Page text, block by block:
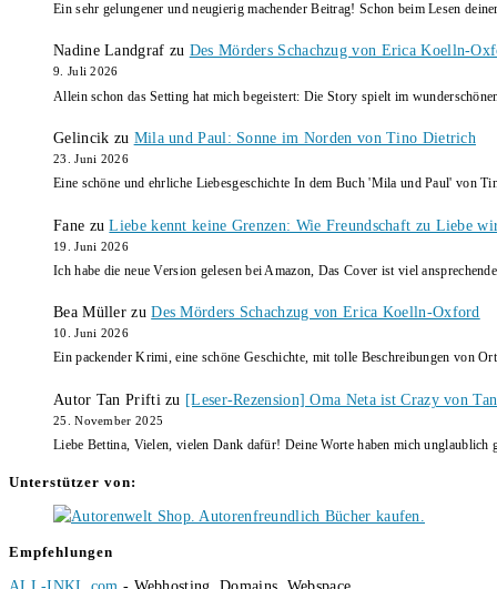
Ein sehr gelungener und neugierig machender Beitrag! Schon beim Lesen
Nadine Landgraf zu Des Mörders Schachzug von Erica Koelln-
9. Juli 2026
Allein schon das Setting hat mich begeistert: Die Story spielt im
Gelincik zu Mila und Paul: Sonne im Norden von Tino Dietrich
23. Juni 2026
Eine schöne und ehrliche Liebesgeschichte In dem Buch 'Mila und Paul' von
Fane zuLiebe kennt keine Grenzen: Wie Freundschaft zu Liebe
19. Juni 2026
Ich habe die neue Version gelesen bei Amazon, Das Cover ist viel
Bea Müller zuDes Mörders Schachzug von Erica Koelln-Oxford
10. Juni 2026
Ein packender Krimi, eine schöne Geschichte, mit tolle Beschreibungen von
Autor Tan Prifti zu [Leser-Rezension] Oma Neta ist Crazy von
25. November 2025
Liebe Bettina, Vielen, vielen Dank dafür! Deine Worte haben mich unglaublich
Unterstützer von:
Empfehlungen